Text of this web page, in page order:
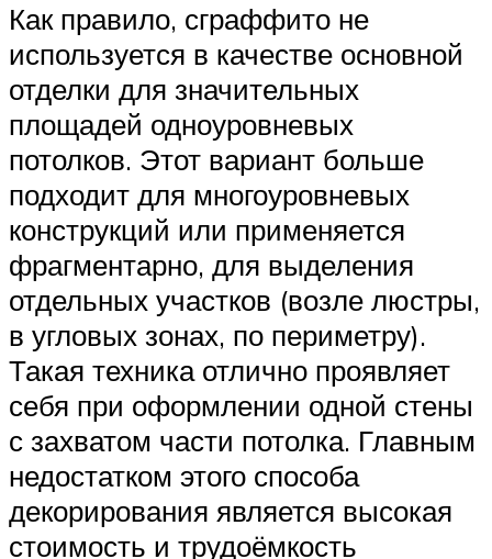
Как правило, сграффито не
используется в качестве основной
отделки для значительных
площадей одноуровневых
потолков. Этот вариант больше
подходит для многоуровневых
конструкций или применяется
фрагментарно, для выделения
отдельных участков (возле люстры,
в угловых зонах, по периметру).
Такая техника отлично проявляет
себя при оформлении одной стены
с захватом части потолка. Главным
недостатком этого способа
декорирования является высокая
стоимость и трудоёмкость